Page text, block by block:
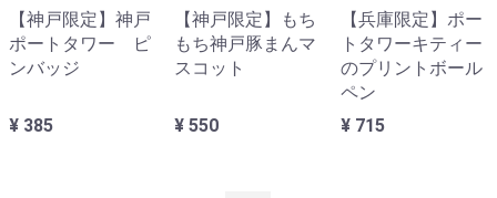
【神戸限定】神戸
ポートタワー ピ
ンバッジ
¥ 385
【神戸限定】もち
もち神戸豚まんマ
スコット
¥ 550
【兵庫限定】ポー
トタワーキティー
のプリントボール
ペン
¥ 715